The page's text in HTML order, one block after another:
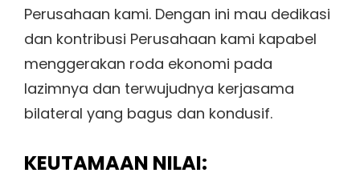
Perusahaan kami. Dengan ini mau dedikasi
dan kontribusi Perusahaan kami kapabel
menggerakan roda ekonomi pada
lazimnya dan terwujudnya kerjasama
bilateral yang bagus dan kondusif.
KEUTAMAAN NILAI: